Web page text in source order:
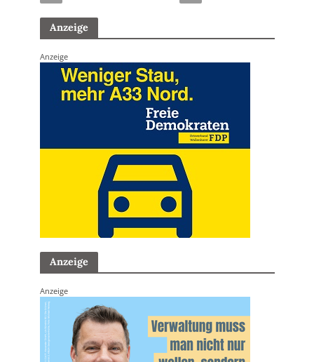
Anzeige
Anzeige
Anzeige
Anzeige